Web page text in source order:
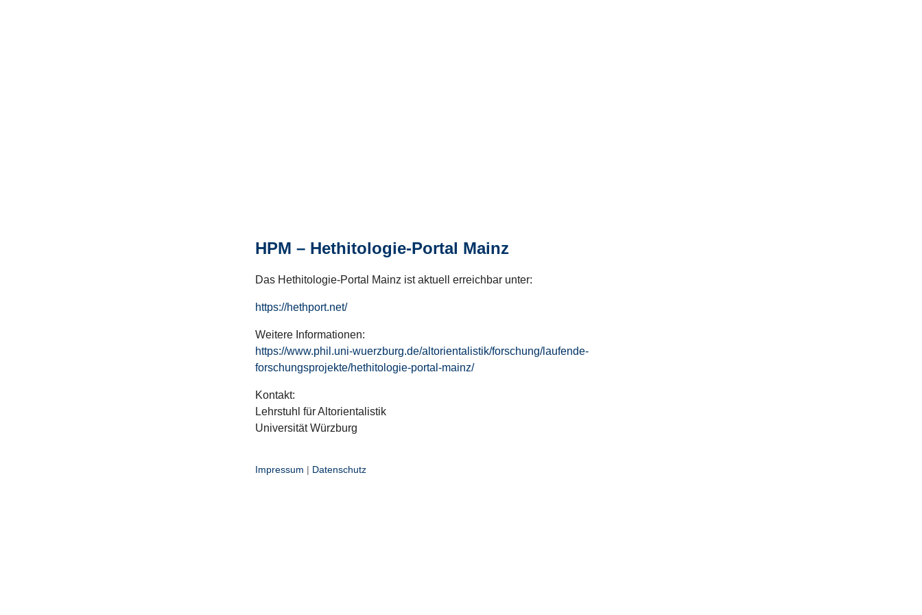
HPM – Hethitologie-Portal Mainz
Das Hethitologie-Portal Mainz ist aktuell erreichbar unter:
https://hethport.net/
Weitere Informationen:
https://www.phil.uni-wuerzburg.de/altorientalistik/forschung/laufende-
forschungsprojekte/hethitologie-portal-mainz/
Kontakt:
Lehrstuhl für Altorientalistik
Universität Würzburg
Impressum | Datenschutz